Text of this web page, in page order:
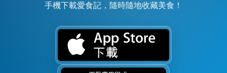
手機下載愛食記，隨時隨地收藏美食！